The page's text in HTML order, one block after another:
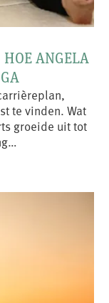
ANGELA
te vinden. Wat
groeide uit tot